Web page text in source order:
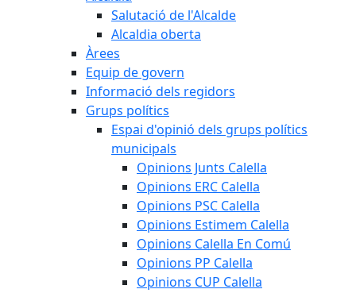
Salutació de l'Alcalde
Alcaldia oberta
Àrees
Equip de govern
Informació dels regidors
Grups polítics
Espai d'opinió dels grups polítics
municipals
Opinions Junts Calella
Opinions ERC Calella
Opinions PSC Calella
Opinions Estimem Calella
Opinions Calella En Comú
Opinions PP Calella
Opinions CUP Calella